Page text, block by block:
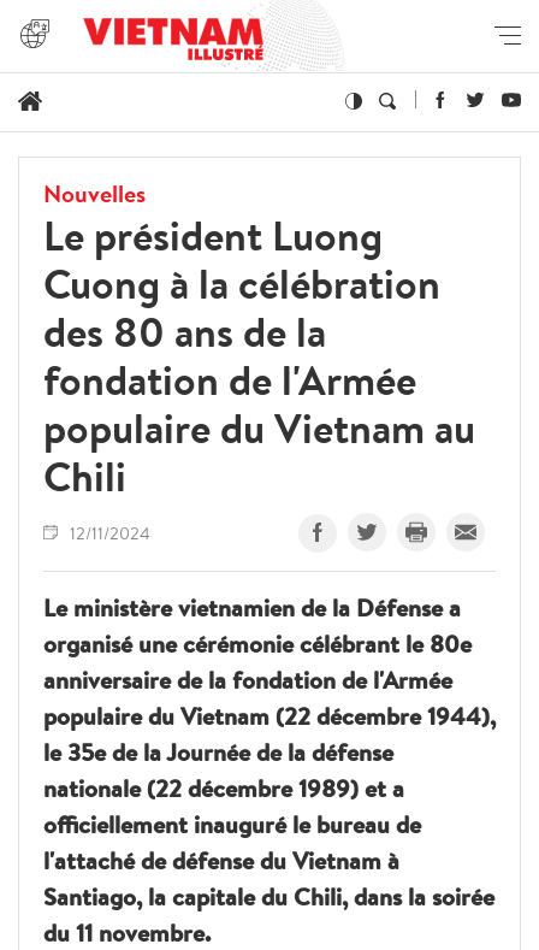
Nouvelles
Le président Luong
Cuong à la célébration
des 80 ans de la
fondation de l'Armée
populaire du Vietnam au
Chili
12/11/2024
Le ministère vietnamien de la Défense a
organisé une cérémonie célébrant le 80e
anniversaire de la fondation de l'Armée
populaire du Vietnam (22 décembre 1944),
le 35e de la Journée de la défense
nationale (22 décembre 1989) et a
officiellement inauguré le bureau de
l'attaché de défense du Vietnam à
Santiago, la capitale du Chili, dans la soirée
du 11 novembre.